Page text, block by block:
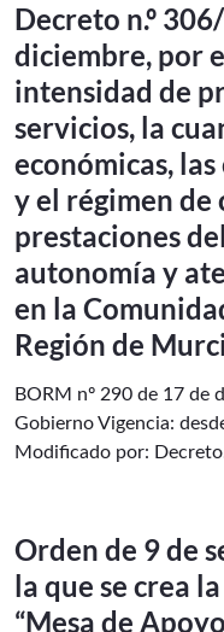
Decreto n.º
diciembre, por
intensidad de
servicios, la
económicas,
y el régimen
prestaciones
autonomía y
en la
Región de
BORM nº 290 de 17 de
Gobierno Vigencia:
Modificado por:
Orden de 9 de
la que se crea
“Mesa de